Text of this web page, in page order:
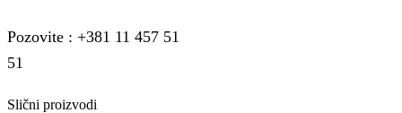
Pozovite : +381 11 457 51
51
Slični proizvodi